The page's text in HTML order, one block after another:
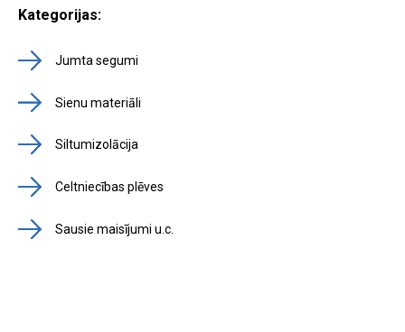
Kategorijas:
Jumta segumi
Sienu materiāli
Siltumizolācija
Celtniecības plēves
Sausie maisījumi u.c.